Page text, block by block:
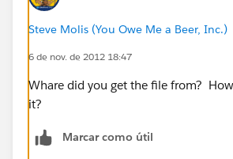
Steve Molis (You Owe Me a Beer, Inc.)
6 de nov. de 2012 18:47
Whare did you get the file from?
it?
Marcar como útil